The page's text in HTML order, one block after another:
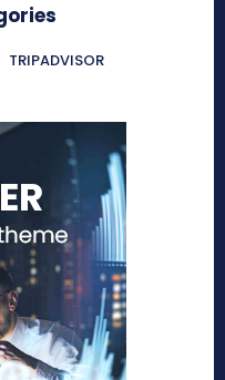
TRIPADVISOR